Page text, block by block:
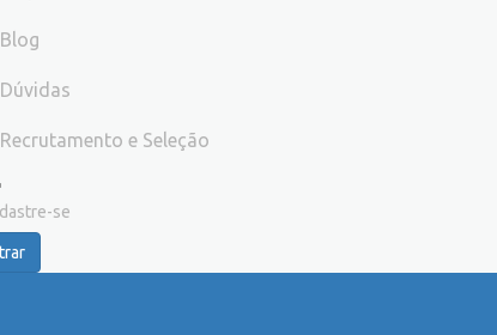
Blog
Dúvidas
Recrutamento e Seleção
se